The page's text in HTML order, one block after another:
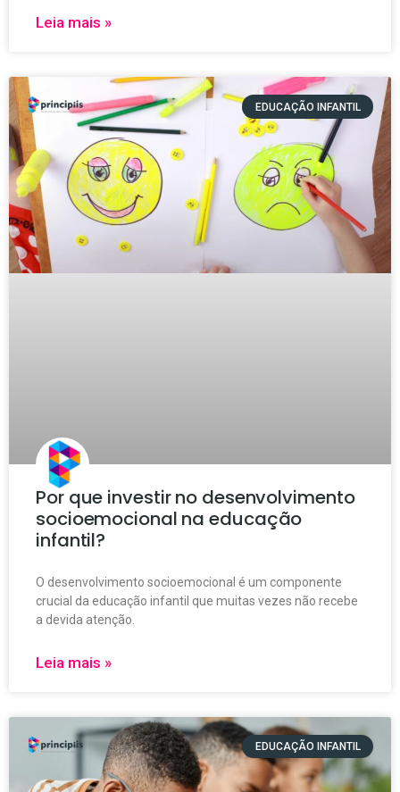
Leia mais »
EDUCAÇÃO INFANTIL
Por que investir no desenvolvimento
socioemocional na educação
infantil?
O desenvolvimento socioemocional é um componente
crucial da educação infantil que muitas vezes não recebe
a devida atenção.
Leia mais »
EDUCAÇÃO INFANTIL